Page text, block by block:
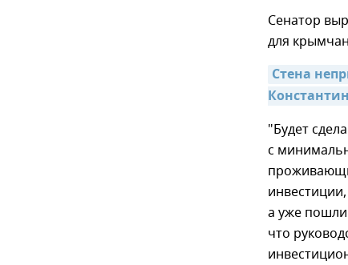
Сенатор
для
Стена
"Будет
с
а уже
что